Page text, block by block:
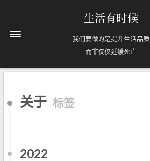
生活有时候
我们要做的是提升生活品质
而非仅仅延缓死亡
关于
分类
关于 标签
2022